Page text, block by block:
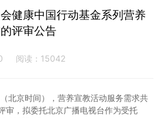
健康中国行动基金系列营养
评审公告
阅读：15042
北京时间），营养宣教活动服务需求共
审，拟委托北京广播电视台作为受托